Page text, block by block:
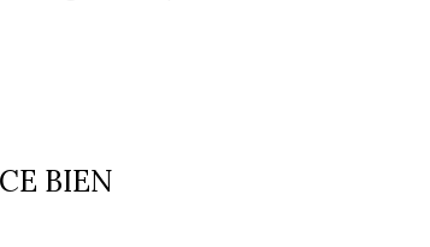
BIEN